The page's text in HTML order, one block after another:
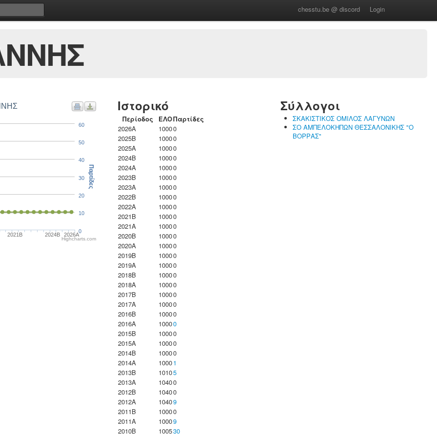
chesstu.be @ discord Login
2021B 2024B 2026A
0
10
20
30
40
50
60
Παρτίδες
Highcharts.com
Ιστορικό
Περίοδος ΕΛΟΠαρτίδες
2026A
10000
2025B
10000
2025A
10000
2024B
10000
2024A
10000
2023B
10000
2023Α
10000
2022B
10000
2022A
10000
2021B
10000
2021A
10000
2020B
10000
2020A
10000
2019B
10000
2019A
10000
2018B
10000
2018A
10000
2017B
10000
2017A
10000
2016B
10000
2016A
10000
2015B
10000
2015A
10000
2014B
10000
2014A
10001
2013B
10105
2013A
10400
2012B
10400
2012A
10409
2011B
10000
2011A
10009
2010B
100530
Σύλλογοι
ΣΚΑΚΙΣΤΙΚΟΣ ΟΜΙΛΟΣ ΛΑΓΥΝΩΝ
ΣΟ ΑΜΠΕΛΟΚΗΠΩΝ ΘΕΣΣΑΛΟΝΙΚΗΣ "Ο
ΒΟΡΡΑΣ"